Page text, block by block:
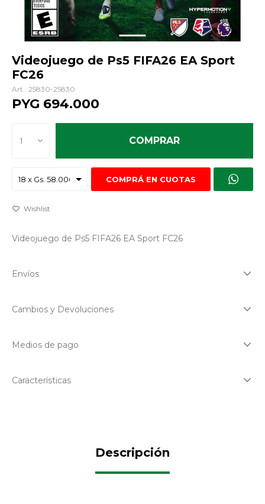
Videojuego de Ps5 FIFA26 EA Sport
FC26
25830-25830
PYG 694.000
1 COMPRAR
COMPRÁ EN CUOTAS
Videojuego de Ps5 FIFA26 EA Sport FC26
Envíos
Cambios y Devoluciones
Medios de pago
Características
Descripción